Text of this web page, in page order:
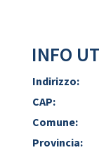
INFO
Indirizzo:
CAP:
Comune:
Provincia: